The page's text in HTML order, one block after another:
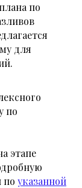
по
для
по
этапе
по указанной